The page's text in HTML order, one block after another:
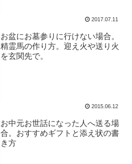
2017.07.11
お盆にお墓参りに行けない場合。
精霊馬の作り方。迎え火や送り火
を玄関先で。
2015.06.12
お中元お世話になった人へ送る場
合。おすすめギフトと添え状の書
き方